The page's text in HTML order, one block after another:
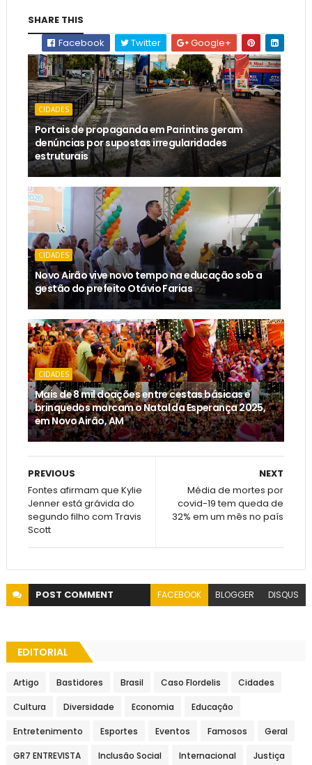
SHARE THIS
Facebook
Twitter Google+
CIDADES
Portais de propaganda em Parintins geram
denúncias por supostas irregularidades
estruturais
CIDADES
Novo Airão vive novo tempo na educação sob a
gestão do prefeito Otávio Farias
CIDADES
Mais de 8 mil doações entre cestas básicas e
brinquedos marcam o Natal da Esperança 2025,
em Novo Airão, AM
NEXT
Média de mortes por
covid-19 tem queda de
32% em um mês no país
PREVIOUS
Fontes afirmam que Kylie
Jenner está grávida do
segundo filho com Travis
Scott
POST COMMENT FACEBOOK BLOGGER DISQUS
EDITORIAL
Artigo Bastidores Brasil Caso Flordelis Cidades
Cultura Diversidade Economia Educação
Entretenimento Esportes Eventos Famosos Geral
GR7 ENTREVISTA Inclusão Social Internacional Justiça